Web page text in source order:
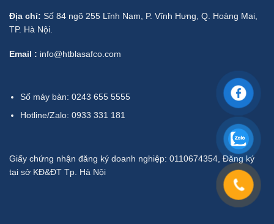
Địa chỉ: Số 84 ngõ 255 Lĩnh Nam, P. Vĩnh Hưng, Q. Hoàng Mai,
TP. Hà Nội.
Email : info@htblasafco.com
Số máy bàn: 0243 655 5555
Hotline/Zalo: 0933 331 181
Giấy chứng nhận đăng ký doanh nghiệp: 0110674354, Đăng ký
tại sở KĐ&ĐT Tp. Hà Nội